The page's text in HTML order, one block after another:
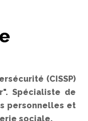
(CISSP)
Spécialiste de
personnelles et
sociale.